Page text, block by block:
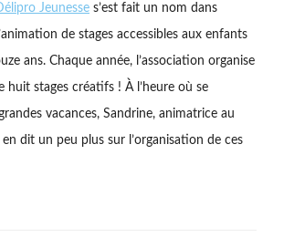
Délipro Jeunesse s’est fait un nom dans
de stages accessibles aux enfants
ans. Chaque année, l’association organise
huit stages créatifs ! À l’heure où se
vacances, Sandrine, animatrice au
en dit un peu plus sur l’organisation de ces